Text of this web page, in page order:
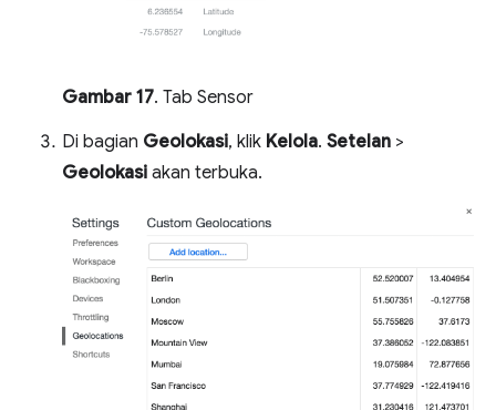
Gambar 17. Tab Sensor
Di bagian Geolokasi, klik Kelola. Setelan >
Geolokasi akan terbuka.